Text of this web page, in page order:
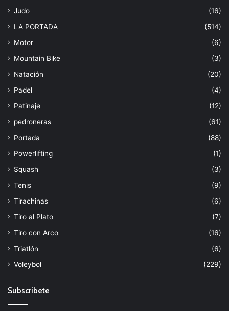
Judo
(16)
LA PORTADA
(514)
Motor
(6)
Mountain Bike
(3)
Natación
(20)
Padel
(4)
Patinaje
(12)
pedroneras
(61)
Portada
(88)
Powerlifting
(1)
Squash
(3)
Tenis
(9)
Tirachinas
(6)
Tiro al Plato
(7)
Tiro con Arco
(16)
Triatlón
(6)
Voleybol
(229)
Subscribete